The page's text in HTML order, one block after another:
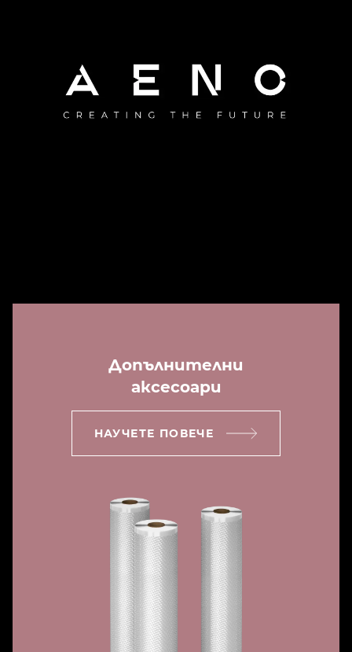
Допълнителни
аксесоари
НАУЧЕТЕ ПОВЕЧЕ